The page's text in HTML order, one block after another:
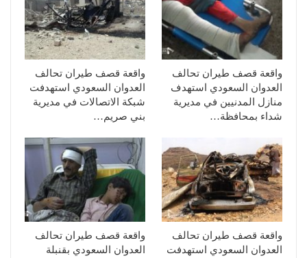
واقعة قصف طيران تحالف
العدوان السعودي استهدف
منازل المدنيين في مديرية
شداء بمحافظة…
واقعة قصف طيران تحالف
العدوان السعودي استهدفت
شبكة الاتصالات في مديرية
بني صريم…
واقعة قصف طيران تحالف
العدوان السعودي استهدفت
واقعة قصف طيران تحالف
العدوان السعودي بقنبلة